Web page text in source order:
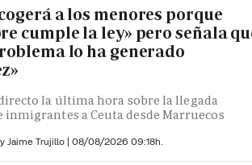
a los menores porque
cumple la ley» pero señala
lo ha generado
la última hora sobre la llegada
inmigrantes a Ceuta desde Marruecos
Jaime Trujillo | 08/08/2026 09:18h.